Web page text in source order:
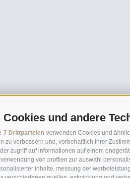
und andere
7 Drittparteien verwenden Cookies und
zu verbessern und, vorbehaltlich Ihrer
zugriff auf informationen auf einem
von profilen zur auswahl
inhalte, messung der